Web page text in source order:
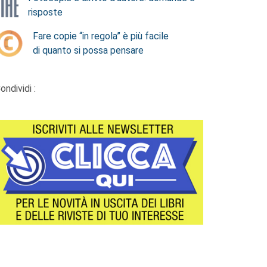
risposte
Fare copie “in regola” è più facile
di quanto si possa pensare
: